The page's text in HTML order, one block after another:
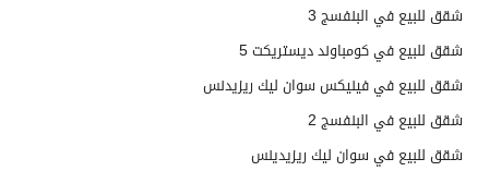
شقق للبيع في البنفسج 3
شقق للبيع في كومباوند ديستريكت 5
شقق للبيع في فينيكس سوان ليك ريزيدنس
شقق للبيع في البنفسج 2
شقق للبيع في سوان ليك ريزيدينس